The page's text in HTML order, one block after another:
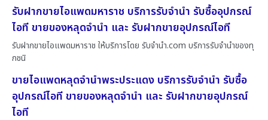
รับฝากขายไอแพดมหาราช บริการรับจำนำ รับซื้ออุปกรณ์
ไอที ขายของหลุดจำนำ และ รับฝากขายอุปกรณ์ไอที
รับฝากขายไอแพดมหาราช ให้บริการโดย รับจํานํา.com บริการรับจำนำของทุ
กชนิ
ขายไอแพดหลุดจำนำพระประแดง บริการรับจำนำ รับซื้อ
อุปกรณ์ไอที ขายของหลุดจำนำ และ รับฝากขายอุปกรณ์
ไอที